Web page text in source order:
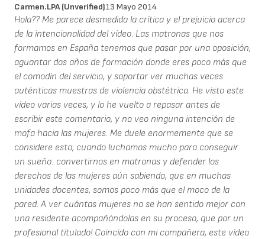
Carmen.LPA (unverified)13 Mayo 2014
Hola?? Me parece desmedida la crítica y el prejuicio acerca
de la intencionalidad del vídeo. Las matronas que nos
formamos en España tenemos que pasar por una oposición,
aguantar dos años de formación donde eres poco más que
el comodín del servicio, y soportar ver muchas veces
auténticas muestras de violencia obstétrica. He visto este
vídeo varias veces, y lo he vuelto a repasar antes de
escribir este comentario, y no veo ninguna intención de
mofa hacia las mujeres. Me duele enormemente que se
considere esto, cuando luchamos mucho para conseguir
un sueño: convertirnos en matronas y defender los
derechos de las mujeres aún sabiendo, que en muchas
unidades docentes, somos poco más que el moco de la
pared. A ver cuántas mujeres no se han sentido mejor con
una residente acompañándolas en su proceso, que por un
profesional titulado! Coincido con mi compañera, este vídeo